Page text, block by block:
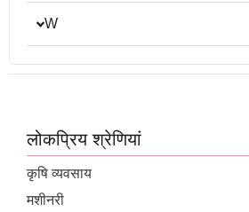
W
लोकप्रिय श्रेणियां
कृषि व्यवसाय
मशीनरी